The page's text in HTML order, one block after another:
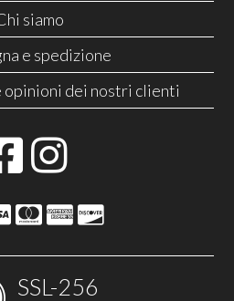
siamo
e spedizione
opinioni dei nostri clienti
SSL-256